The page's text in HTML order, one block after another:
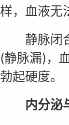
样，血液无
静脉闭合
(静脉漏)，
勃起硬度。
内分泌